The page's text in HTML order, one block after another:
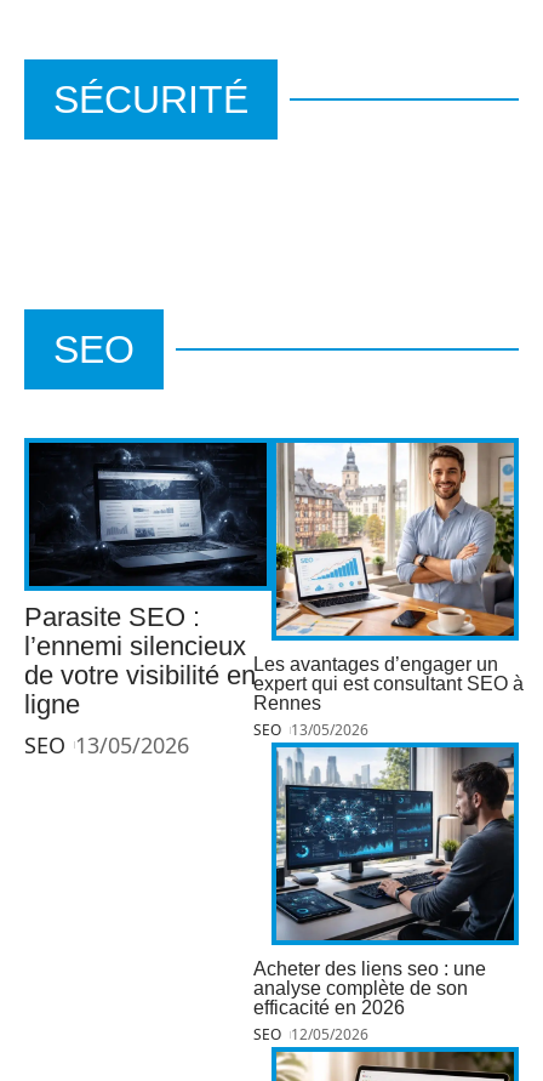
SÉCURITÉ
SEO
Parasite SEO :
l’ennemi silencieux
de votre visibilité en
ligne
SEO 13/05/2026
Les avantages d’engager un
expert qui est consultant SEO à
Rennes
SEO 13/05/2026
Acheter des liens seo : une
analyse complète de son
efficacité en 2026
SEO 12/05/2026